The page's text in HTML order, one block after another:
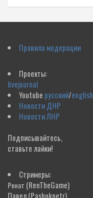
Правила модерации
Проекты:
livejournal
Youtube русский/english
Новости ДНР
Новости ЛНР
Подписывайтесь,
ставьте лайки!
Стримеры:
Ренат (RenTheGame)
Павел(Pashokpetr)